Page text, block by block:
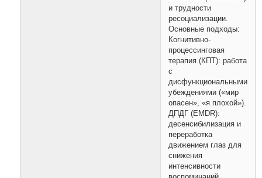
и трудности
ресоциализации.
Основные подходы:
Когнитивно-
процессинговая
терапия (КПТ): работа
с
дисфункциональными
убеждениями («мир
опасен», «я плохой»).
ДПДГ (EMDR):
десенсибилизация и
переработка
движением глаз для
снижения
интенсивности